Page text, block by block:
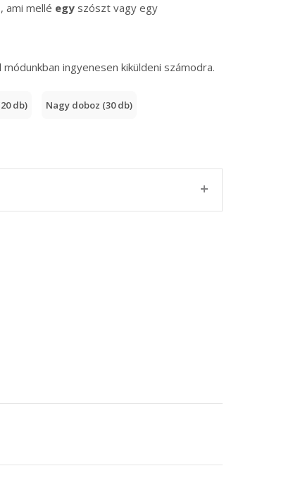
ami mellé egy szószt vagy egy
ingyenesen kiküldeni számodra.
db) Nagy doboz (30 db)